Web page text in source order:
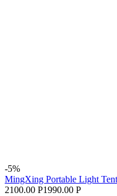
-5%
MingXing Portable Light
2100.00 Р1990.00 Р